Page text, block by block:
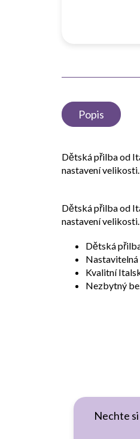
Nechte
Popis
Dětská přilba od
nastavení
Dětská přilba od
nastavení
Dětská
Kvalitní
Nezbytný